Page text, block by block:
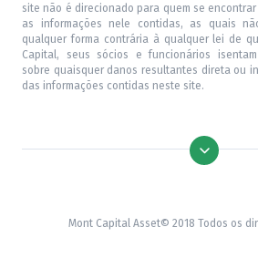
site não é direcionado para quem se
as informações nele contidas, as quais
qualquer forma contrária à qualquer lei de
Capital, seus sócios e funcionários
sobre quaisquer danos resultantes direta ou
das informações contidas neste site.
Mont Capital Asset© 2018 Todos os